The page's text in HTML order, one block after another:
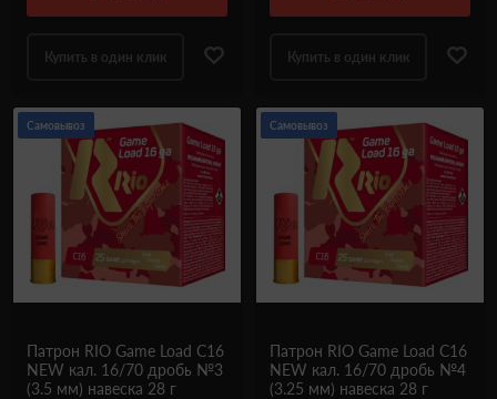
Купить в один клик Купить в один клик
Самовывоз
Патрон RIO Game Load C16
NEW кал. 16/70 дробь №3
(3.5 мм) навеска 28 г
Самовывоз
Патрон RIO Game Load C16
NEW кал. 16/70 дробь №4
(3.25 мм) навеска 28 г